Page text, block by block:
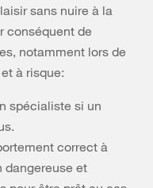
sans nuire à la
conséquent de
notamment lors de
à risque:
spécialiste si un
correct à
dangereuse et